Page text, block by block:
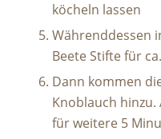
köcheln lassen
Währenddessen
Beete Stifte für
Dann kommen
Knoblauch
für weitere 5